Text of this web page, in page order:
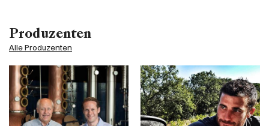
Produzenten
Alle Produzenten